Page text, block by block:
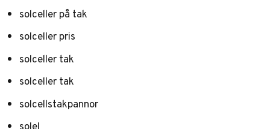
solceller på tak
solceller pris
solceller tak
solceller tak
solcellstakpannor